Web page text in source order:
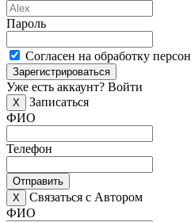
Пароль
Согласен на обработку
Зарегистрироваться
Уже есть аккаунт? Войти
X
Записаться
ФИО
Телефон
Отправить
X
Связаться с Автором
ФИО